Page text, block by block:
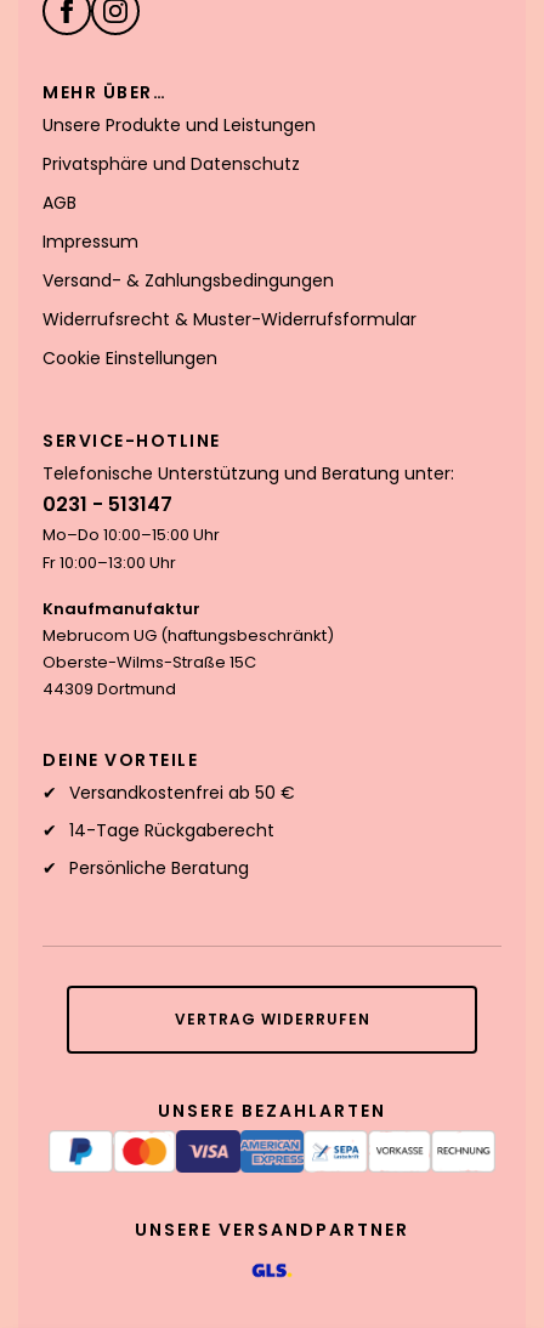
MEHR ÜBER…
Unsere Produkte und Leistungen
Privatsphäre und Datenschutz
AGB
Impressum
Versand- & Zahlungsbedingungen
Widerrufsrecht & Muster-Widerrufsformular
Cookie Einstellungen
SERVICE-HOTLINE
Telefonische Unterstützung und Beratung unter:
0231 - 513147
Mo–Do 10:00–15:00 Uhr
Fr 10:00–13:00 Uhr
Knaufmanufaktur
Mebrucom UG (haftungsbeschränkt)
Oberste-Wilms-Straße 15C
44309 Dortmund
DEINE VORTEILE
Versandkostenfrei ab 50 €
14-Tage Rückgaberecht
Persönliche Beratung
VERTRAG WIDERRUFEN
UNSERE BEZAHLARTEN
UNSERE VERSANDPARTNER